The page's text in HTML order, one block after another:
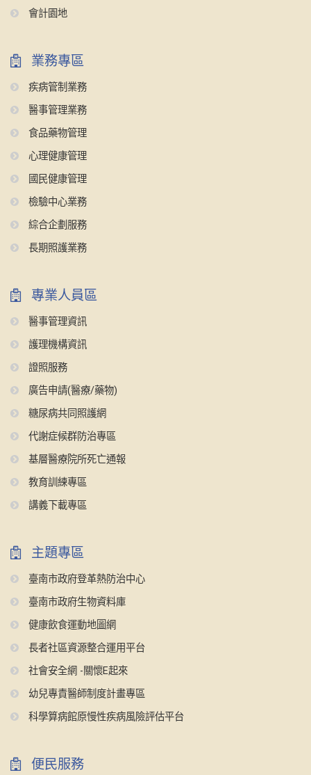
會計園地
業務專區
疾病管制業務
醫事管理業務
食品藥物管理
心理健康管理
國民健康管理
檢驗中心業務
綜合企劃服務
長期照護業務
專業人員區
醫事管理資訊
護理機構資訊
證照服務
廣告申請(醫療/藥物)
糖尿病共同照護網
代謝症候群防治專區
基層醫療院所死亡通報
教育訓練專區
講義下載專區
主題專區
臺南市政府登革熱防治中心
臺南市政府生物資料庫
健康飲食運動地圖網
長者社區資源整合運用平台
社會安全網 -關懷E起來
幼兒專責醫師制度計畫專區
科學算病館原慢性疾病風險評估平台
便民服務